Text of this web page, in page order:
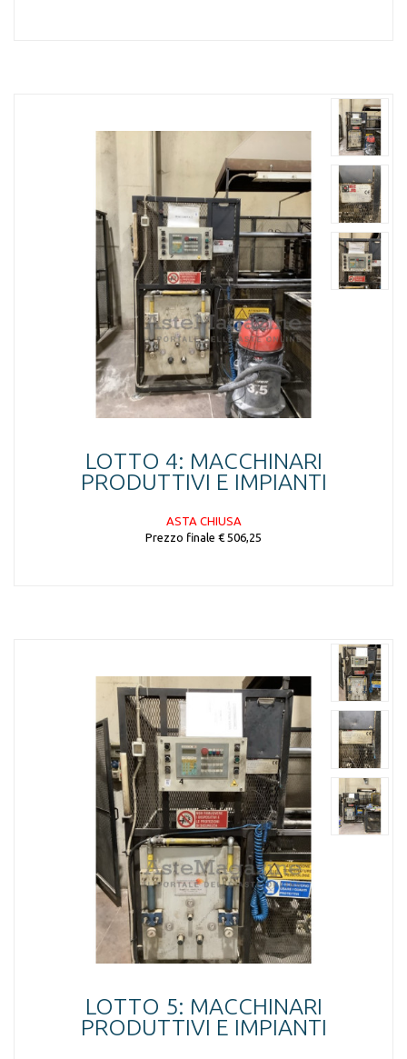
LOTTO 4: MACCHINARI
PRODUTTIVI E IMPIANTI
ASTA CHIUSA
Prezzo finale € 506,25
LOTTO 5: MACCHINARI
PRODUTTIVI E IMPIANTI